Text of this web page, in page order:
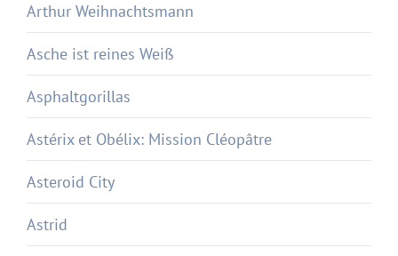
Arthur Weihnachtsmann
Asche ist reines Weiß
Asphaltgorillas
Astérix et Obélix: Mission Cléopâtre
Asteroid City
Astrid